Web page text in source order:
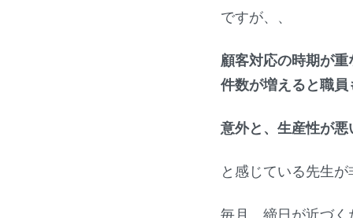
ですが、、
顧客対応の時期が
件数が増えると職
意外と、生産性が悪
と感じている先生
毎月、締日が近づ